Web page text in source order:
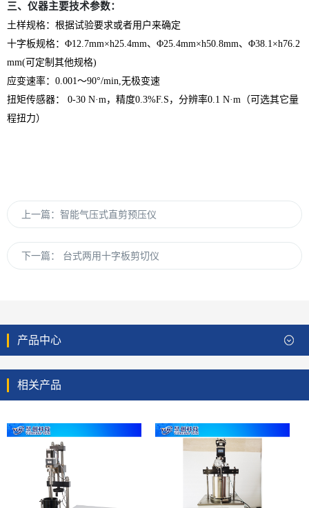
三、仪器主要技术参数：
土样规格：根据试验要求或者用户来确定
十字板规格： Φ12.7mm×h25.4mm、Φ25.4mm×h50.8mm、Φ38.1×h76.2
mm(可定制其他规格)
应变速率： 0.001～90°/min,无极变速
扭矩传感器：
0-30 N·m，精度0.3%F.S，分辨率0.1 N·m（可选其它量
程扭力）
上一篇： 智能气压式直剪预压仪
下一篇： 台式两用十字板剪切仪
产品中心
相关产品